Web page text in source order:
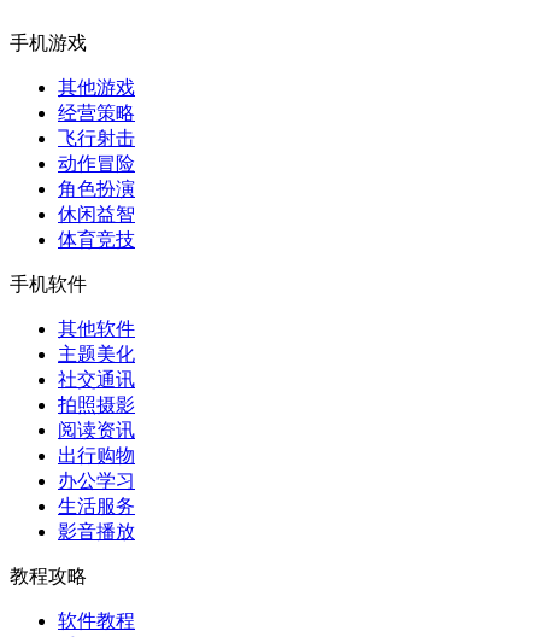
手机游戏
其他游戏
经营策略
飞行射击
动作冒险
角色扮演
休闲益智
体育竞技
手机软件
其他软件
主题美化
社交通讯
拍照摄影
阅读资讯
出行购物
办公学习
生活服务
影音播放
教程攻略
软件教程